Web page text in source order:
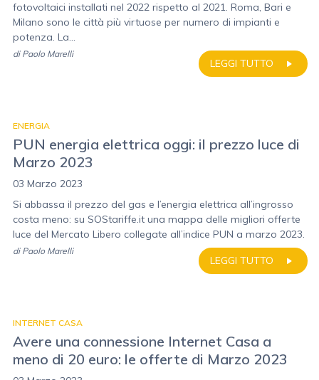
fotovoltaici installati nel 2022 rispetto al 2021. Roma, Bari e
Milano sono le città più virtuose per numero di impianti e
potenza. La...
LEGGI TUTTO
di Paolo Marelli
ENERGIA
PUN energia elettrica oggi: il prezzo luce di
Marzo 2023
03 Marzo 2023
Si abbassa il prezzo del gas e l’energia elettrica all’ingrosso
costa meno: su SOStariffe.it una mappa delle migliori offerte
luce del Mercato Libero collegate all’indice PUN a marzo 2023.
LEGGI TUTTO
di Paolo Marelli
INTERNET CASA
Avere una connessione Internet Casa a
meno di 20 euro: le offerte di Marzo 2023